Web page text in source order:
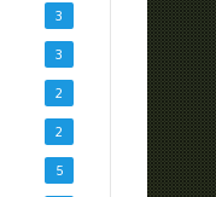
3
3
2
2
5